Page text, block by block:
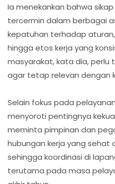
Ia menekankan bahwa
tercermin dalam berbagai
kepatuhan terhadap
hingga etos kerja yang
masyarakat, kata dia, perlu
agar tetap relevan dengan
Selain fokus pada
menyoroti pentingnya
meminta pimpinan dan
hubungan kerja yang sehat
sehingga koordinasi di
terutama pada masa